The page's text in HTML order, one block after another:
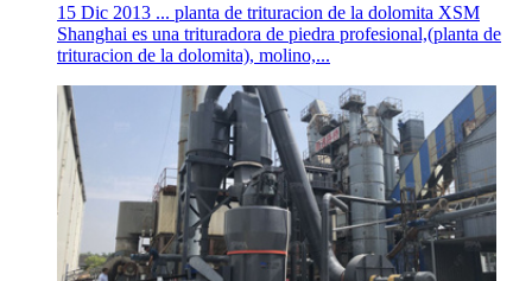
15 Dic 2013 ... planta de trituracion de la dolomita XSM
Shanghai es una trituradora de piedra profesional,(planta de
trituracion de la dolomita), molino,...